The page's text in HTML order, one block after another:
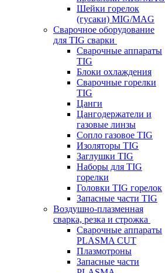
Шейки горелок
(гусаки) MIG/MAG
Сварочное оборудование
для TIG сварки
Сварочные аппараты
TIG
Блоки охлаждения
Сварочные горелки
TIG
Цанги
Цангодержатели и
газовые линзы
Сопло газовое TIG
Изоляторы TIG
Заглушки TIG
Наборы для TIG
горелки
Головки TIG горелок
Запасные части TIG
Воздушно-плазменная
сварка, резка и строжка
Сварочные аппараты
PLASMA CUT
Плазмотроны
Запасные части